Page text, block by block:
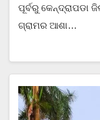
ପୂର୍ବରୁ କେନ୍ଦ୍ରାପଡା
ଗ୍ରାମର ଆଶା…